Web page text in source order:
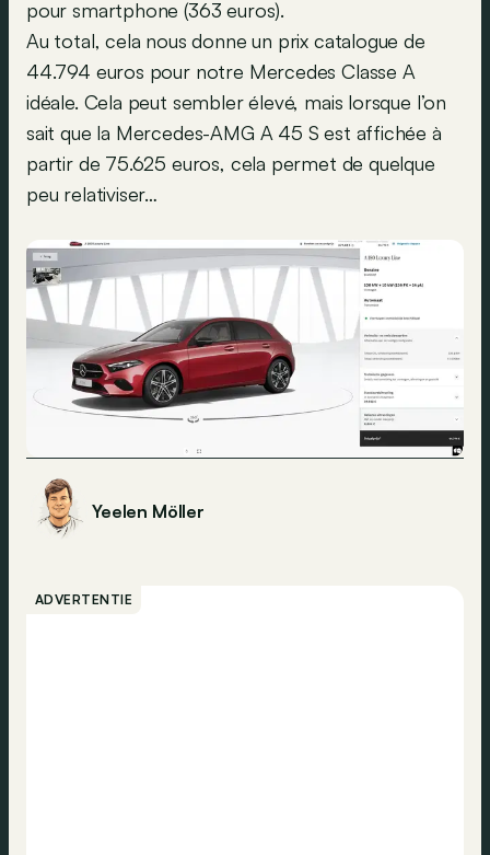
pour smartphone (363 euros).
Au total, cela nous donne un prix catalogue de
44.794 euros pour notre Mercedes Classe A
idéale. Cela peut sembler élevé, mais lorsque l’on
sait que la Mercedes-AMG A 45 S est affichée à
partir de 75.625 euros, cela permet de quelque
peu relativiser…
Yeelen Möller
ADVERTENTIE